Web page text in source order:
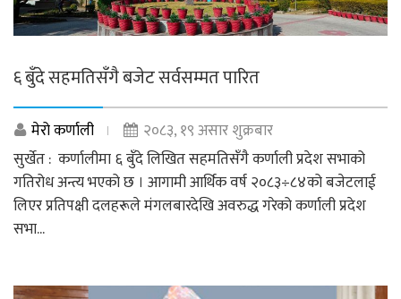
६ बुँदे सहमतिसँगै बजेट सर्वसम्मत पारित
मेरो कर्णाली
२०८३, १९ असार शुक्रबार
सुर्खेत : कर्णालीमा ६ बुँदे लिखित सहमतिसँगै कर्णाली प्रदेश सभाको
गतिरोध अन्त्य भएको छ । आगामी आर्थिक वर्ष २०८३÷८४को बजेटलाई
लिएर प्रतिपक्षी दलहरूले मंगलबारदेखि अवरुद्ध गरेको कर्णाली प्रदेश
सभा...